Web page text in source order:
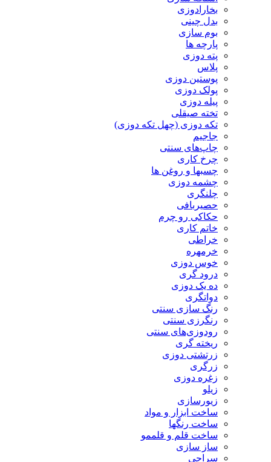
بخارادوزی
بدل چینی
بوم سازی
پارچه ها
پته دوزی
پلاس
پوستین دوزی
پولک دوزی
پیله دوزی
تخته صیقلی
تکه دوزی (چهل تکه دوزی)
جاجیم
چاپ‌های سنتی
چرخ کاری
چسبها و روغن ها
چشمه دوزی
چلنگری
حصیربافی
حکاکی رو چرم
خاتم کاری
خراطی
خرمهره
خوس دوزی
درود گری
ده یک دوزی
دواتگری
رنگ سازی سنتی
رنگرزی سنتی
رودوزی‌های سنتی
ریخته گری
زرتشتی دوزی
زرگری
زغره دوزی
زیلو
زیورسازی
ساخت ابزار و مواد
ساخت رنگها
ساخت قلم و قلممو
ساز سازی
سراجی